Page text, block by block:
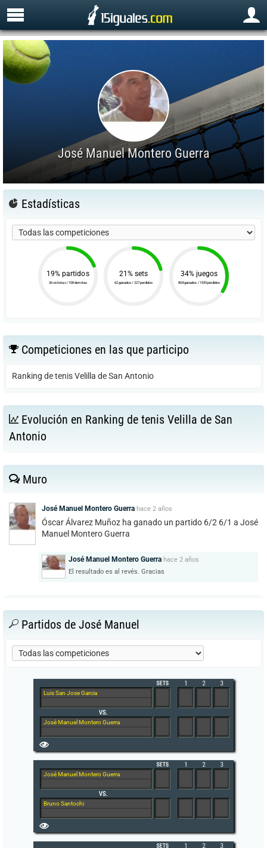
José Manuel Montero Guerra
Estadísticas
19% partidos
26 victorias / 108 derrotas
21% sets
62 ganados / 227 perdidos
34% juegos
804 ganados / 1555 perdidos
Competiciones en las que participo
Ranking de tenis Velilla de San Antonio
Evolución en Ranking de tenis Velilla de San
Antonio
Muro
José Manuel Montero Guerra hace 2 años
Óscar Álvarez Muñoz ha ganado un partido 6/2 6/1 a José
Manuel Montero Guerra
José Manuel Montero Guerra hace 2 años
El resultado es al revés. Gracias
Partidos de José Manuel
Luis San Jose Garcia
José Manuel Montero Guerra
José Manuel Montero Guerra
Bruno Santochi